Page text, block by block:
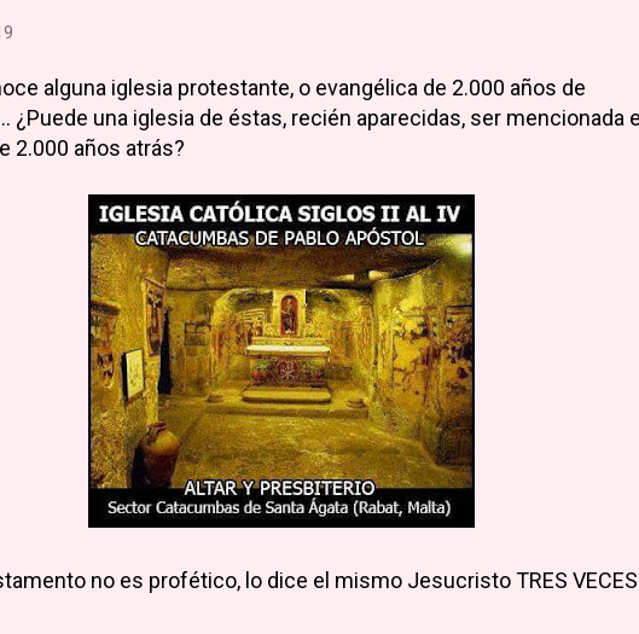
alguna iglesia protestante, o evangélica de 2.000 años de
¿Puede una iglesia de éstas, recién aparecidas, ser mencionada
2.000 años atrás?
no es profético, lo dice el mismo Jesucristo TRES